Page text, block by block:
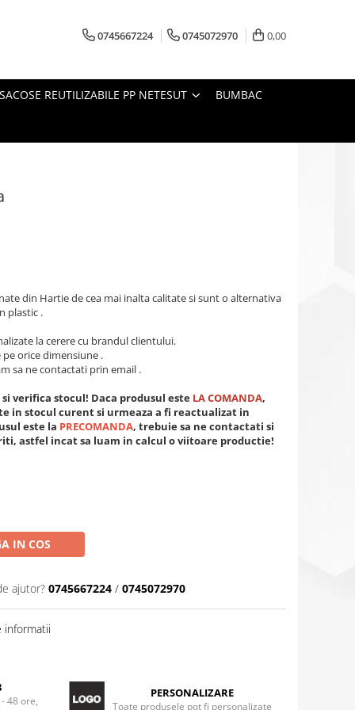
0745667224 0745072970 0,00
SACOSE REUTILIZABILE PP NETESUT BUMBAC
din Hartie de cea mai inalta calitate si sunt o alternativa
plastic .
la cerere cu brandul clientului.
orice dimensiune .
sa ne contactati prin email .
verifica stocul! Daca produsul este LA COMANDA,
in stocul curent si urmeaza a fi reactualizat in
este la PRECOMANDA, trebuie sa ne contactati si
astfel incat sa luam in calcul o viitoare productie!
IN COS
ajutor? 0745667224 / 0745072970
informatii
48 ore,
PERSONALIZARE
Toate produsele pot fi personalizate